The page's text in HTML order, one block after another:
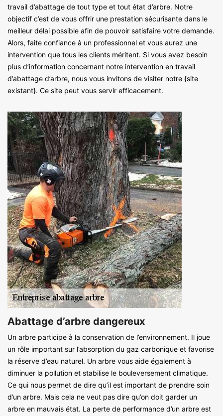
travail d’abattage de tout type et tout état d’arbre. Notre
objectif c’est de vous offrir une prestation sécurisante dans le
meilleur délai possible afin de pouvoir satisfaire votre demande.
Alors, faite confiance à un professionnel et vous aurez une
intervention que tous les clients méritent. Si vous avez besoin
plus d’information concernant notre intervention en travail
d’abattage d’arbre, nous vous invitons de visiter notre {site
existant}. Ce site peut vous servir efficacement.
Abattage d’arbre dangereux
Un arbre participe à la conservation de l’environnement. Il joue
un rôle important sur l’absorption du gaz carbonique et favorise
la réserve d’eau naturel. Un arbre vous aide également à
diminuer la pollution et stabilise le bouleversement climatique.
Ce qui nous permet de dire qu’il est important de prendre soin
d’un arbre. Mais cela ne veut pas dire qu’on doit garder un
arbre en mauvais état. La perte de performance d’un arbre est